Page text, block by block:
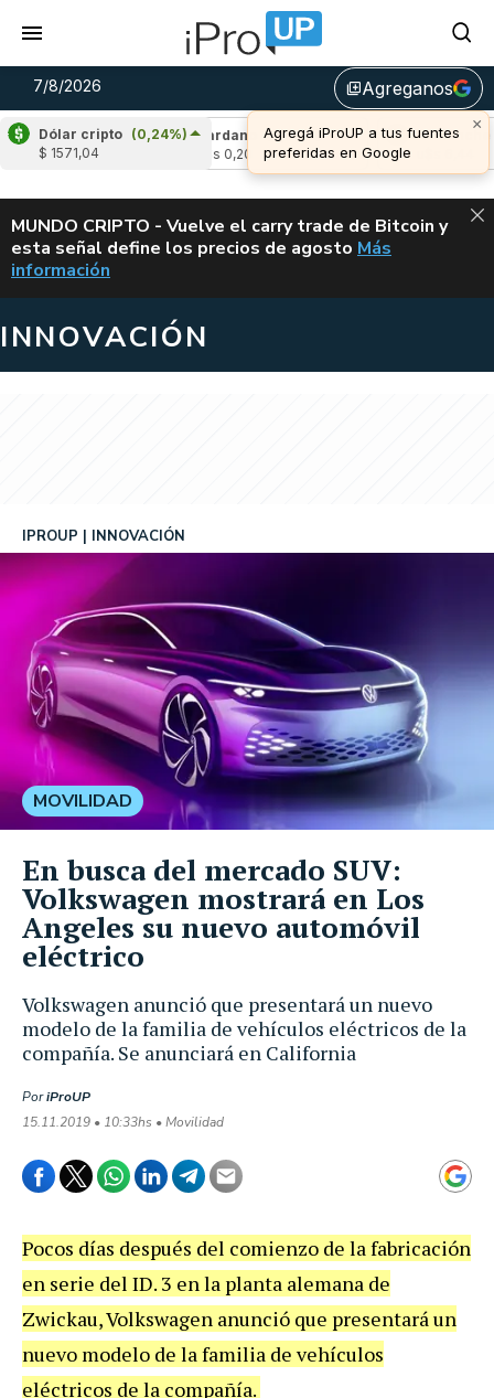
7/8/2026 library_addAgreganos
×
Agregá iProUP a tus fuentes
preferidas en Google
Dólar cripto (0,24%)
$ 1571,04
(-1,26%)
Cardano
(6,06%)
u$s 0,20
Avalanche
u$s 6,44
ALERTA
MUNDO CRIPTO - Vuelve el carry trade de Bitcoin y
esta señal define los precios de agosto VUELVE EL
Más
información
INNOVACIÓN
Volkswagen anunció que presentará un nuevo
modelo de la familia de vehículos eléctricos de la
compañía. Se anunciará en California
IPROUP INNOVACIÓN
PoriProUP
15.11.2019 • 10:33hs • Movilidad
MOVILIDAD
En busca del mercado SUV:
Volkswagen mostrará en Los
Angeles su nuevo automóvil
eléctrico
Pocos días después del comienzo de la fabricación
en serie del ID. 3 en la planta alemana de
Zwickau, Volkswagen anunció que presentará un
nuevo modelo de la familia de vehículos
eléctricos de la compañía.